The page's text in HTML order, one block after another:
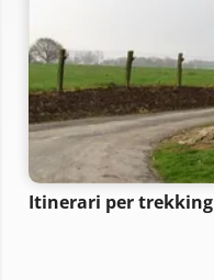
Itinerari per trekking